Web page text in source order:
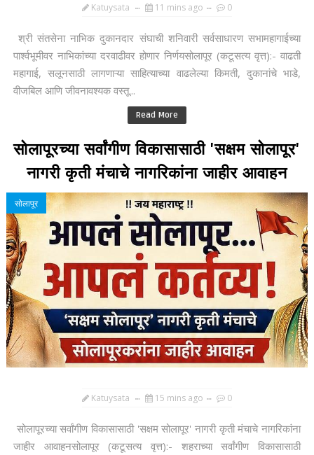
Katuysata 11 mins ago 0
श्री संतसेना नाभिक दुकानदार संघाची शनिवारी सर्वसाधारण सभामहागाईच्या
पार्श्वभूमीवर नाभिकांच्या दरवाढीवर होणार निर्णयसोलापूर (कटूसत्य वृत्त):- वाढती
महागाई, सलूनसाठी लागणाऱ्या साहित्याच्या वाढलेल्या किमती, दुकानांचे भाडे,
वीजबिल आणि जीवनावश्यक वस्तू...
Read More
सोलापूरच्या सर्वांगीण विकासासाठी 'सक्षम सोलापूर'
नागरी कृती मंचाचे नागरिकांना जाहीर आवाहन
सोलापूर
Katuysata 15 mins ago 0
सोलापूरच्या सर्वांगीण विकासासाठी 'सक्षम सोलापूर' नागरी कृती मंचाचे नागरिकांना
जाहीर आवाहनसोलापूर (कटूसत्य वृत्त):- शहराच्या सर्वांगीण विकासासाठी